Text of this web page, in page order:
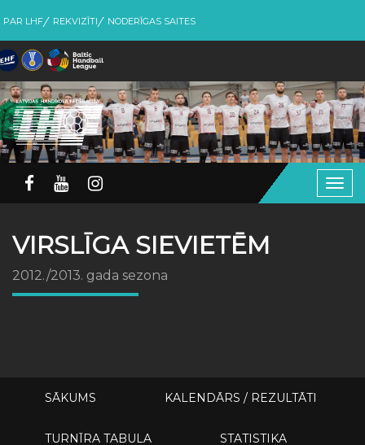
PAR LHF REKVIZĪTI NODERĪGAS SAITES
VIRSLĪGA SIEVIETĒM
2012./2013. gada sezona
SĀKUMS KALENDĀRS / REZULTĀTI
TURNĪRA TABULA STATISTIKA